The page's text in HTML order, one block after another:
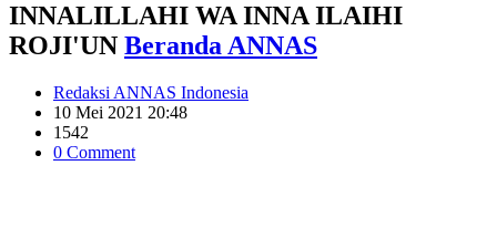
INNALILLAHI WA INNA ILAIHI
ROJI'UN Beranda ANNAS
Redaksi ANNAS Indonesia
10 Mei 2021 20:48
1542
0 Comment